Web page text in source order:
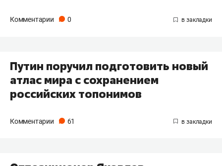
Комментарии 0
Путин поручил подготовить новый
атлас мира с сохранением
российских топонимов
Комментарии 61